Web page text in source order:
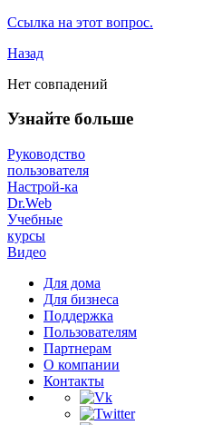
Ссылка на этот вопрос.
Назад
Нет совпадений
Узнайте больше
Руководство
пользователя
Настрой-ка
Dr.Web
Учебные
курсы
Видео
Для дома
Для бизнеса
Поддержка
Пользователям
Партнерам
О компании
Контакты